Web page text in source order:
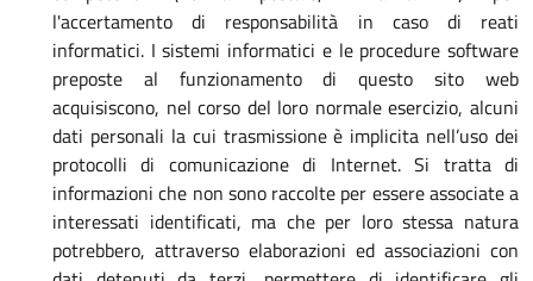
l'accertamento di responsabilità in caso di reati
informatici. I sistemi informatici e le procedure software
preposte al funzionamento di questo sito web
acquisiscono, nel corso del loro normale esercizio, alcuni
dati personali la cui trasmissione è implicita nell’uso dei
protocolli di comunicazione di Internet. Si tratta di
informazioni che non sono raccolte per essere associate a
interessati identificati, ma che per loro stessa natura
potrebbero, attraverso elaborazioni ed associazioni con